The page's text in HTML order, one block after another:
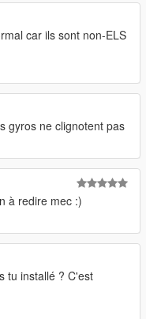
car ils sont non-ELS
gyros ne clignotent pas
à redire mec :)
tu installé ? C'est